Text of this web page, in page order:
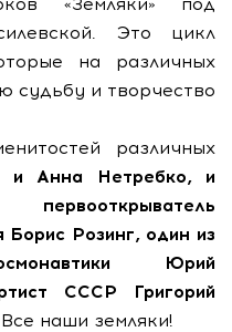
Это цикл
на различных
судьбу и творчество
различных
и Анна Нетребко, и
Борис Розинг, один из
Юрий
СССР Григорий
Все наши земляки!